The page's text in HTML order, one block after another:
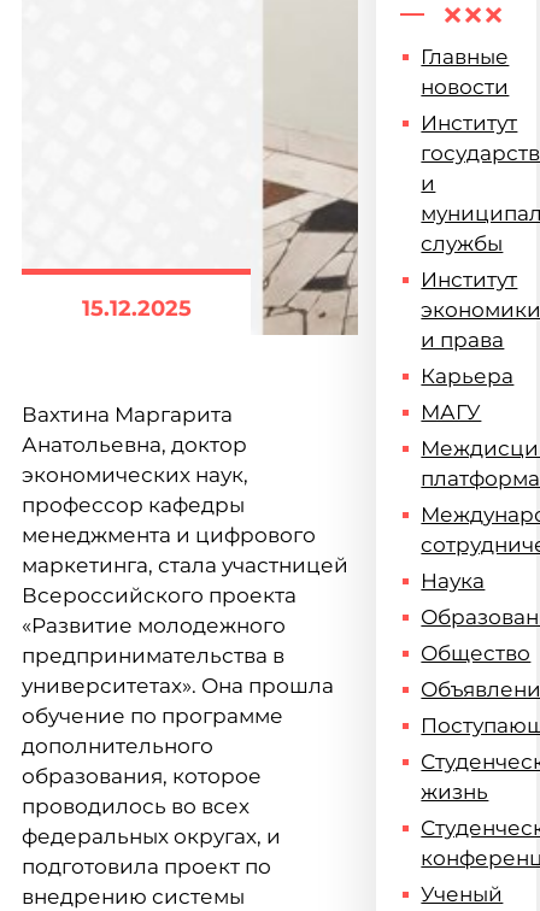
15.12.2025
Вахтина Маргарита
Анатольевна, доктор
экономических наук,
профессор кафедры
менеджмента и цифрового
маркетинга, стала участницей
Всероссийского проекта
«Развитие молодежного
предпринимательства в
университетах». Она прошла
обучение по программе
дополнительного
образования, которое
проводилось во всех
федеральных округах, и
подготовила проект по
внедрению системы
Главные
новости
Институт
и
службы
Институт
и права
Карьера
МАГУ
платформа
Наука
Общество
жизнь
Ученый